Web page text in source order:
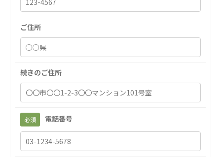
医療法人 共生会
松園病院介護医療院
松園第二病院
複合ケアセンターまつぞの
医療法人社団 鴻愛会
こうのす共生病院
OKP with Life クリニック
with Life クリニック 大宮駅前
ご住所
続きのご住所
必須 電話番号